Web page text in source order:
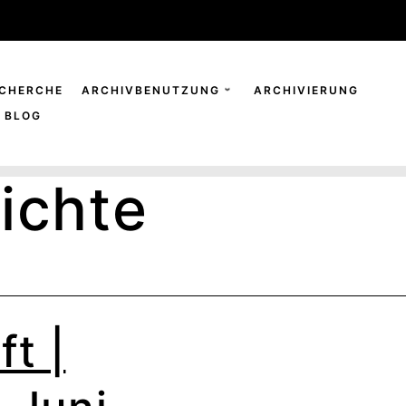
ARCHIVBENUTZUNG
ARCHIVIERUNG
BLOG
|